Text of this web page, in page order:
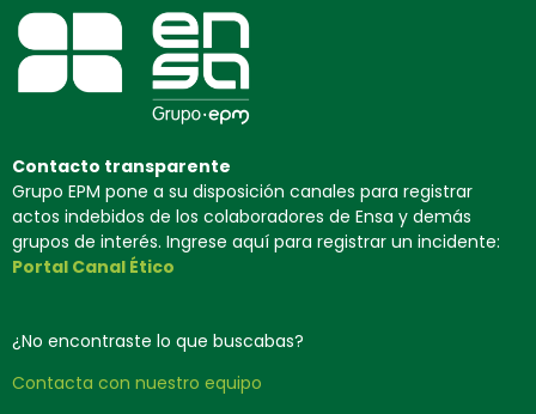
Contacto transparente
Grupo EPM pone a su disposición canales para registrar
actos indebidos de los colaboradores de Ensa y demás
grupos de interés. Ingrese aquí para registrar un incidente:
Portal Canal Ético
¿No encontraste lo que buscabas?
Contacta con nuestro equipo